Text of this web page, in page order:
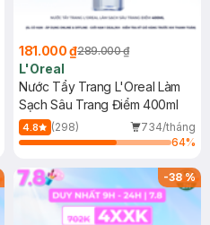
181.000 ₫289.000 ₫
L'Oreal
Nước Tẩy Trang L'Oreal Làm
Sạch Sâu Trang Điểm 400ml
4.8 (298)
734/tháng
64%
-38%